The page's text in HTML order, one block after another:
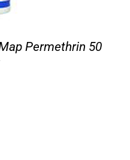
Permethrin 50